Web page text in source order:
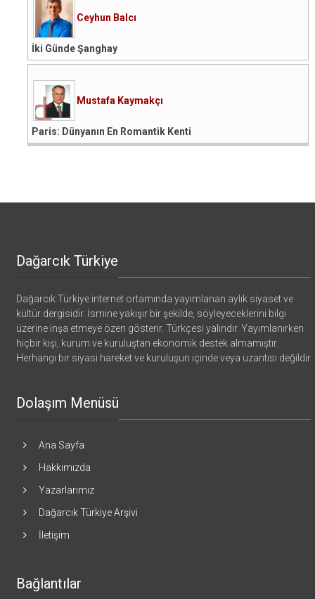
Ceyhun Balcı
İki Günde Şanghay
Mustafa Kaymakçı
Paris: Dünyanın En Romantik Kenti
Dağarcık Türkiye
Dağarcık Türkiye internet ortamında yayımlanan aylık siyaset ve
kültür dergisidir. İsmine yakışır bir şekilde, söyleyeceklerini bilgi
üzerine inşa etmeye özen gösterir. Türkçesi yalındır. Yayımlanırken
hiçbir kişi, kurum ve kuruluştan ekonomik destek almamıştır.
Herhangi bir siyasi hareket ve kuruluşun içinde veya uzantısı değildir
Dolaşım Menüsü
Ana Sayfa
Hakkımızda
Yazarlarımız
Dağarcık Türkiye Arşivi
İletişim
Bağlantılar